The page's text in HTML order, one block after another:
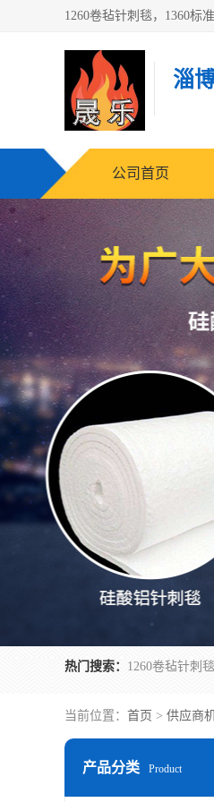
淄
公司首页
热门搜索：
当前位置： 首页 > 供应商
产品分类 Product